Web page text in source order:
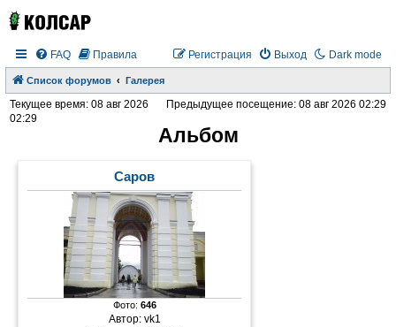
Dark mode
FAQ Правила Выход
Регистрация
Список форумов Галерея
Предыдущее посещение: 08 авг 2026 02:29
Текущее время: 08 авг 2026
02:29
Альбом
Саров
Фото: 646
Автор: vk1